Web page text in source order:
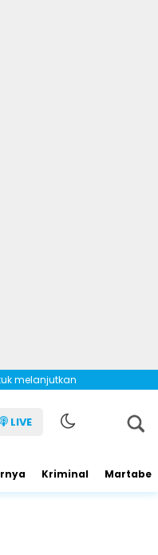
melanjutkan
LIVE
Kriminal Martabe